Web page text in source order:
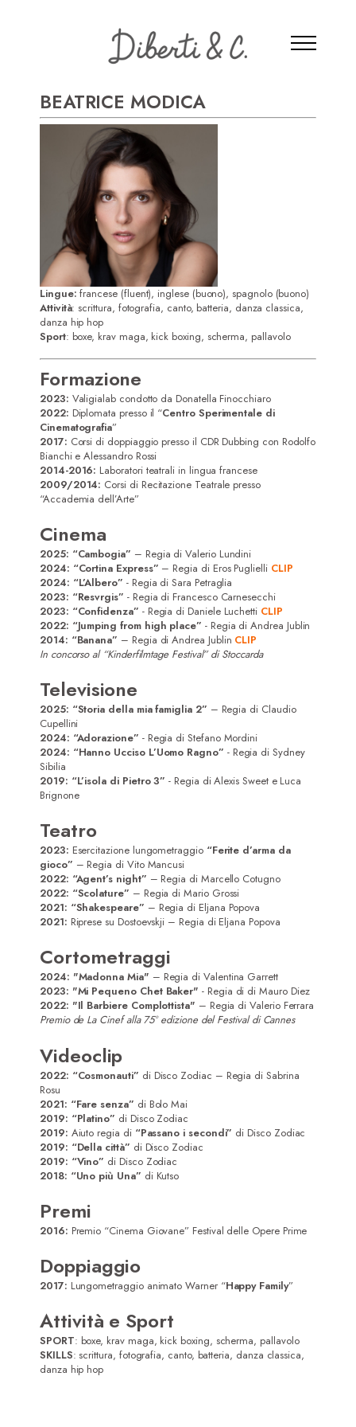
Home
Attori
Registi/Sceneggiatori
DoP
Contatti
BEATRICE MODICA
Lingue: francese (fluent), inglese (buono), spagnolo (buono)
Attività: scrittura, fotografia, canto, batteria, danza classica,
danza hip hop
Sport: boxe, krav maga, kick boxing, scherma, pallavolo
Formazione
2023: Valigialab condotto da Donatella Finocchiaro
2022: Diplomata presso il “Centro Sperimentale di
Cinematografia”
2017: Corsi di doppiaggio presso il CDR Dubbing con Rodolfo
Bianchi e Alessandro Rossi
2014-2016: Laboratori teatrali in lingua francese
2009/2014: Corsi di Recitazione Teatrale presso
“Accademia dell’Arte”
Cinema
2025: “Cambogia” – Regia di Valerio Lundini
2024: “Cortina Express” – Regia di Eros Puglielli CLIP
2024: “L’Albero” - Regia di Sara Petraglia
2023: “Resvrgis” - Regia di Francesco Carnesecchi
2023: “Confidenza” - Regia di Daniele Luchetti CLIP
2022: “Jumping from high place” - Regia di Andrea Jublin
2014: “Banana” – Regia di Andrea Jublin CLIP
In concorso al “Kinderfilmtage Festival” di Stoccarda
Televisione
2025: “Storia della mia famiglia 2” – Regia di Claudio
Cupellini
2024: “Adorazione” - Regia di Stefano Mordini
2024: “Hanno Ucciso L’Uomo Ragno” - Regia di Sydney
Sibilia
2019: “L’isola di Pietro 3” - Regia di Alexis Sweet e Luca
Brignone
Teatro
2023: Esercitazione lungometraggio “Ferite d’arma da
gioco” – Regia di Vito Mancusi
2022: “Agent’s night” – Regia di Marcello Cotugno
2022: “Scolature” – Regia di Mario Grossi
2021: “Shakespeare” – Regia di Eljana Popova
2021: Riprese su Dostoevskji – Regia di Eljana Popova
Cortometraggi
2024: "Madonna Mia" – Regia di Valentina Garrett
2023: "Mi Pequeno Chet Baker" - Regia di di Mauro Diez
2022: "Il Barbiere Complottista" – Regia di Valerio Ferrara
Premio de La Cinef alla 75° edizione del Festival di Cannes
Videoclip
2022: “Cosmonauti” di Disco Zodiac – Regia di Sabrina
Rosu
2021: “Fare senza” di Bolo Mai
2019: “Platino” di Disco Zodiac
2019: Aiuto regia di “Passano i secondi” di Disco Zodiac
2019: “Della città” di Disco Zodiac
2019: “Vino” di Disco Zodiac
2018: “Uno più Una” di Kutso
Premi
2016: Premio “Cinema Giovane” Festival delle Opere Prime
Doppiaggio
2017: Lungometraggio animato Warner “Happy Family”
Attività e Sport
SPORT: boxe, krav maga, kick boxing, scherma, pallavolo
SKILLS: scrittura, fotografia, canto, batteria, danza classica,
danza hip hop